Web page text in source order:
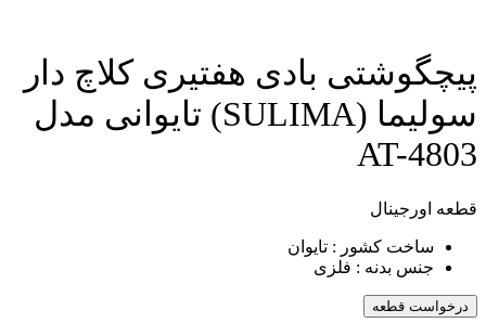
پیچگوشتی بادی هفتیری کلاچ دار
سولیما (SULIMA) تایوانی مدل
AT-4803
قطعه اورجینال
ساخت کشور : تایوان
جنس بدنه : فلزی
درخواست قطعه